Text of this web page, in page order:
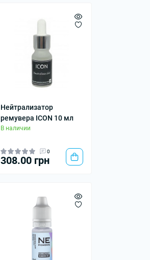
Нейтрализатор
ремувера ICON 10 мл
В наличии
0
308.00 грн